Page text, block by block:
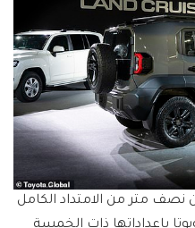
متر من الامتداد الكامل